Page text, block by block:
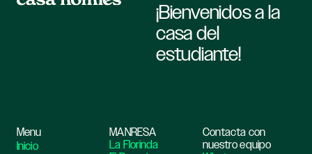
¡Bienvenidos a la
casa del
estudiante!
Menu
Inicio
MANRESA
La Florinda
Contacta con
nuestro equipo